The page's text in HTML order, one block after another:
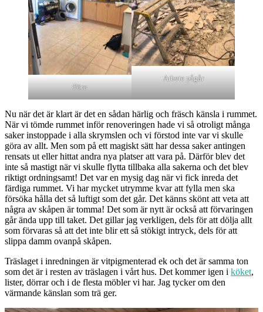
Före
Arbete pågår
Nu när det är klart är det en sådan härlig och fräsch känsla i rummet.
När vi tömde rummet inför renoveringen hade vi så otroligt många
saker instoppade i alla skrymslen och vi förstod inte var vi skulle
göra av allt. Men som på ett magiskt sätt har dessa saker antingen
rensats ut eller hittat andra nya platser att vara på. Därför blev det
inte så mastigt när vi skulle flytta tillbaka alla sakerna och det blev
riktigt ordningsamt! Det var en mysig dag när vi fick inreda det
färdiga rummet. Vi har mycket utrymme kvar att fylla men ska
försöka hålla det så luftigt som det går. Det känns skönt att veta att
några av skåpen är tomma! Det som är nytt är också att förvaringen
går ända upp till taket. Det gillar jag verkligen, dels för att dölja allt
som förvaras så att det inte blir ett så stökigt intryck, dels för att
slippa damm ovanpå skåpen.
Träslaget i inredningen är vitpigmenterad ek och det är samma ton
som det är i resten av träslagen i vårt hus. Det kommer igen i köket,
lister, dörrar och i de flesta möbler vi har. Jag tycker om den
värmande känslan som trä ger.